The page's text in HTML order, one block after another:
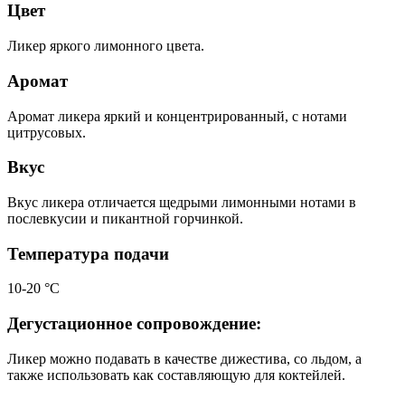
Цвет
Ликер яркого лимонного цвета.
Аромат
Аромат ликера яркий и концентрированный, с нотами
цитрусовых.
Вкус
Вкус ликера отличается щедрыми лимонными нотами в
послевкусии и пикантной горчинкой.
Температура подачи
10-20 °C
Дегустационное сопровождение:
Ликер можно подавать в качестве дижестива, со льдом, а
также использовать как составляющую для коктейлей.